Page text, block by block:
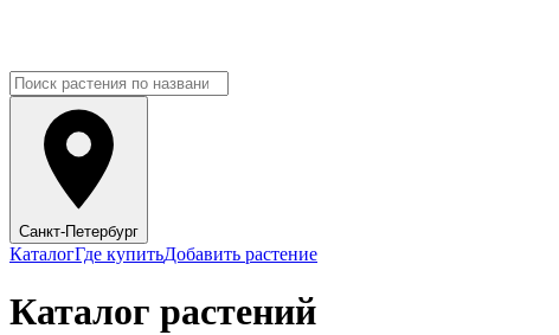
Санкт-Петербург
КаталогГде купитьДобавить растение
Каталог растений